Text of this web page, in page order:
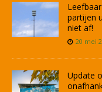
partijen
niet af!
20 mei
Update